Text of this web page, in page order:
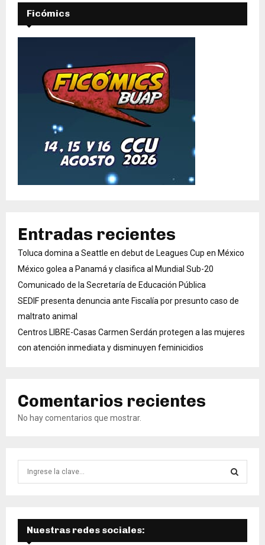
Ficómics
Entradas recientes
Toluca domina a Seattle en debut de Leagues Cup en México
México golea a Panamá y clasifica al Mundial Sub-20
Comunicado de la Secretaría de Educación Pública
SEDIF presenta denuncia ante Fiscalía por presunto caso de
maltrato animal
Centros LIBRE-Casas Carmen Serdán protegen a las mujeres
con atención inmediata y disminuyen feminicidios
Comentarios recientes
No hay comentarios que mostrar.
d
Ú
S
Nuestras redes sociales: